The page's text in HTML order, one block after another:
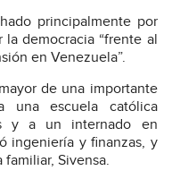
principalmente por
la democracia “frente al
en Venezuela”.
de una importante
una escuela católica
y a un internado en
ingeniería y finanzas, y
familiar, Sivensa.